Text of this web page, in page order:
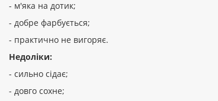
- м'яка на дотик;
- добре фарбується;
- практично не вигоряє.
Недоліки:
- сильно сідає;
- довго сохне;